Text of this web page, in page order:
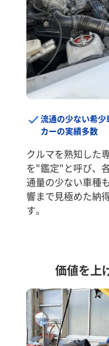
流通の少ない希
カーの実績多数
クルマを熟知した
を"鑑定"と呼び、
通量の少ない車種
響まで見極めた納
す。
価値を上